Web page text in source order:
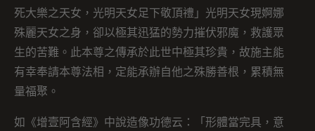
死大樂之天女，光明天女足下敬頂禮」光明天女現婀娜
殊麗天女之身，卻以極其迅猛的勢力摧伏邪魔，救護眾
生的苦難。此本尊之傳承於此世中極其珍貴，故施主能
有幸奉請本尊法相，定能承辦自他之殊勝善根，累積無
量福聚。
如《增壹阿含經》中說造像功德云：「形體當完具，意